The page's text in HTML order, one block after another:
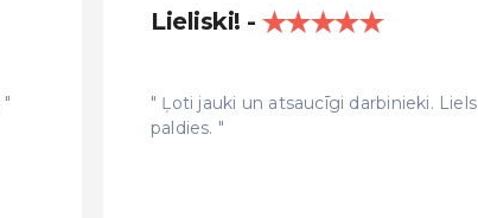
Lieliski!
Ļoti jauki un atsaucīgi darbinieki. Liels
paldies.